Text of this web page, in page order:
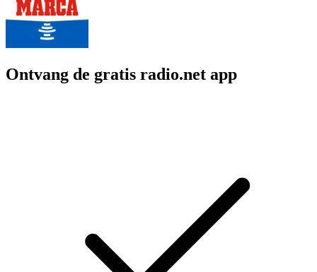
Ontvang de gratis radio.net app